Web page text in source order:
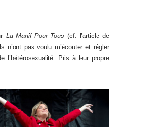
La Manif Pour Tous (cf. l’article de
n’ont pas voulu m’écouter et régler
l’hétérosexualité. Pris à leur propre